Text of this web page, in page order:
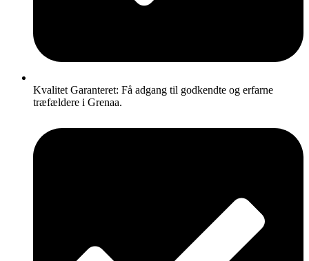
Kvalitet Garanteret: Få adgang til godkendte og erfarne
træfældere i Grenaa.